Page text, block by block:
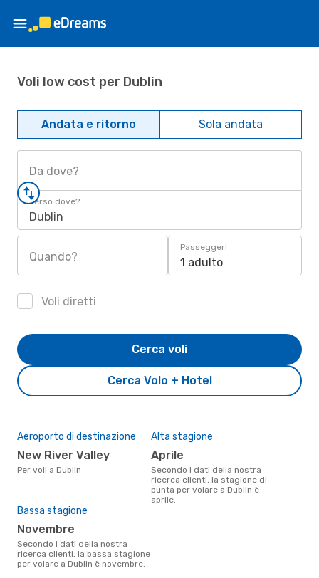
Voli low cost per Dublin
Andata e ritorno Sola andata
Da dove?
Verso dove?
Dublin
Quando?
Passeggeri
1 adulto
Voli diretti
Cerca Volo + Hotel
Cerca voli
Aeroporto di destinazione
New River Valley
Per voli a Dublin
Alta stagione
aprile
Secondo i dati della nostra
ricerca clienti, la stagione di
punta per volare a Dublin è
aprile.
Bassa stagione
novembre
Secondo i dati della nostra
ricerca clienti, la bassa stagione
per volare a Dublin è novembre.